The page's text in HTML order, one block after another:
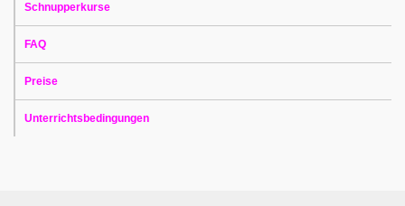
Schnupperkurse
FAQ
Preise
Unterrichtsbedingungen